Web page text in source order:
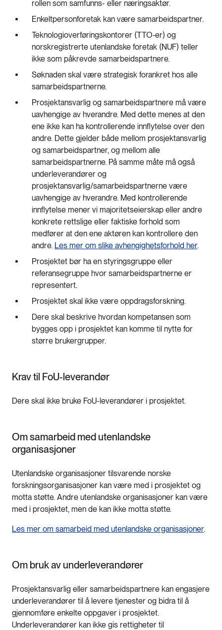
rollen som samfunns- eller næringsaktør.
Enkeltpersonforetak kan være samarbeidspartner.
Teknologioverføringskontorer (TTO‑er) og
norskregistrerte utenlandske foretak (NUF) teller
ikke som påkrevde samarbeidspartnere.
Søknaden skal være strategisk forankret hos alle
samarbeidspartnerne.
Prosjektansvarlig og samarbeidspartnere må være
uavhengige av hverandre. Med dette menes at den
ene ikke kan ha kontrollerende innflytelse over den
andre. Dette gjelder både mellom prosjektansvarlig
og samarbeidspartner, og mellom alle
samarbeidspartnerne. På samme måte må også
underleverandører og
prosjektansvarlig/samarbeidspartnerne være
uavhengige av hverandre. Med kontrollerende
innflytelse mener vi majoritetseierskap eller andre
konkrete rettslige eller faktiske forhold som
medfører at den ene aktøren kan kontrollere den
andre. Les mer om slike avhengighetsforhold her.
Prosjektet bør ha en styringsgruppe eller
referansegruppe hvor samarbeidspartnerne er
representert.
Prosjektet skal ikke være oppdragsforskning.
Dere skal beskrive hvordan kompetansen som
bygges opp i prosjektet kan komme til nytte for
større brukergrupper.
Krav til FoU-leverandør
Dere skal ikke bruke FoU-leverandører i prosjektet.
Om samarbeid med utenlandske
organisasjoner
Utenlandske organisasjoner tilsvarende norske
forskningsorganisasjoner kan være med i prosjektet og
motta støtte. Andre utenlandske organisasjoner kan være
med i prosjektet, men de kan ikke motta støtte.
Les mer om samarbeid med utenlandske organisasjoner.
Om bruk av underleverandører
Prosjektansvarlig eller samarbeidspartnere kan engasjere
underleverandører til å levere tjenester og bidra til å
gjennomføre enkelte oppgaver i prosjektet.
Underleverandører kan ikke gis rettigheter til